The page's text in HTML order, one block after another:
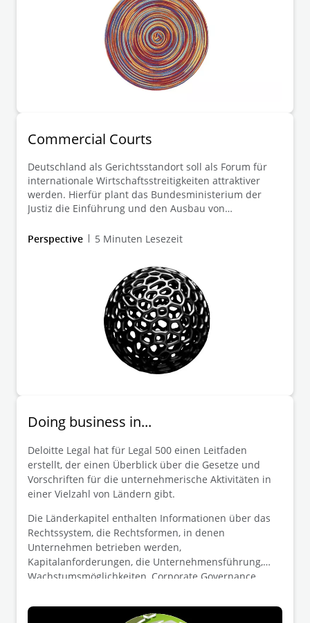
Commercial Courts
Deutschland als Gerichtsstandort soll als Forum für
internationale Wirtschaftsstreitigkeiten attraktiver
werden. Hierfür plant das Bundesministerium der
Justiz die Einführung und den Ausbau von
deutschen Gerichten.
Perspective 5 Minuten Lesezeit
Doing business in...
Deloitte Legal hat für Legal 500 einen Leitfaden
erstellt, der einen Überblick über die Gesetze und
Vorschriften für die unternehmerische Aktivitäten in
einer Vielzahl von Ländern gibt.
Die Länderkapitel enthalten Informationen über das
Rechtssystem, die Rechtsformen, in denen
Unternehmen betrieben werden,
Kapitalanforderungen, die Unternehmensführung,
Wachstumsmöglichkeiten, Corporate Governance,